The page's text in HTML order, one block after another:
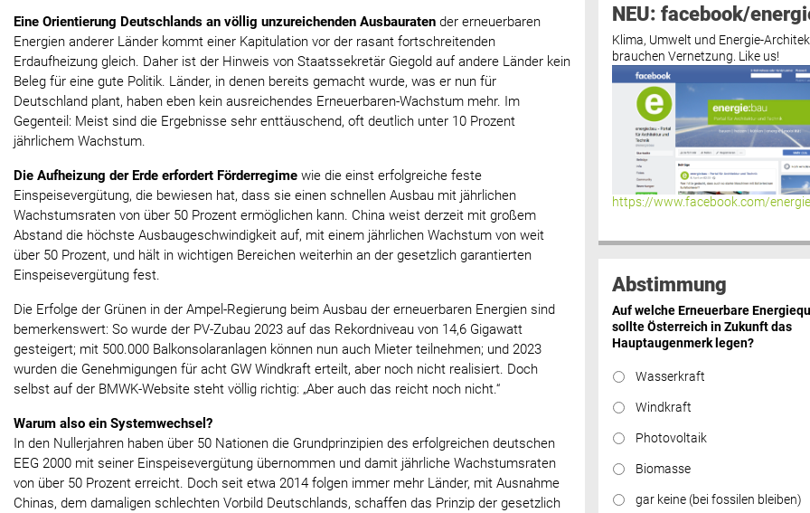
Eine Orientierung Deutschlands an völlig unzureichenden Ausbauraten der erneuerbaren
Energien anderer Länder kommt einer Kapitulation vor der rasant fortschreitenden
Erdaufheizung gleich. Daher ist der Hinweis von Staatssekretär Giegold auf andere Länder kein
Beleg für eine gute Politik. Länder, in denen bereits gemacht wurde, was er nun für
Deutschland plant, haben eben kein ausreichendes Erneuerbaren-Wachstum mehr. Im
Gegenteil: Meist sind die Ergebnisse sehr enttäuschend, oft deutlich unter 10 Prozent
jährlichem Wachstum.
Die Aufheizung der Erde erfordert Förderregime wie die einst erfolgreiche feste
Einspeisevergütung, die bewiesen hat, dass sie einen schnellen Ausbau mit jährlichen
Wachstumsraten von über 50 Prozent ermöglichen kann. China weist derzeit mit großem
Abstand die höchste Ausbaugeschwindigkeit auf, mit einem jährlichen Wachstum von weit
über 50 Prozent, und hält in wichtigen Bereichen weiterhin an der gesetzlich garantierten
Einspeisevergütung fest.
Die Erfolge der Grünen in der Ampel-Regierung beim Ausbau der erneuerbaren Energien sind
bemerkenswert: So wurde der PV-Zubau 2023 auf das Rekordniveau von 14,6 Gigawatt
gesteigert; mit 500.000 Balkonsolaranlagen können nun auch Mieter teilnehmen; und 2023
wurden die Genehmigungen für acht GW Windkraft erteilt, aber noch nicht realisiert. Doch
selbst auf der BMWK-Website steht völlig richtig: „Aber auch das reicht noch nicht.“
Warum also ein Systemwechsel?
In den Nullerjahren haben über 50 Nationen die Grundprinzipien des erfolgreichen deutschen
EEG 2000 mit seiner Einspeisevergütung übernommen und damit jährliche Wachstumsraten
von über 50 Prozent erreicht. Doch seit etwa 2014 folgen immer mehr Länder, mit Ausnahme
Chinas, dem damaligen schlechten Vorbild Deutschlands, schaffen das Prinzip der gesetzlich
NEU: facebook/
Klima, Umwelt und Energie-
brauchen Vernetzung. Like us!
https://www.facebook.com/
Abstimmung
Auf welche Erneuerbare
sollte Österreich in Zukunft das
Hauptaugenmerk legen?
Wasserkraft
Windkraft
Photovoltaik
Biomasse
gar keine (bei fossilen bleiben)